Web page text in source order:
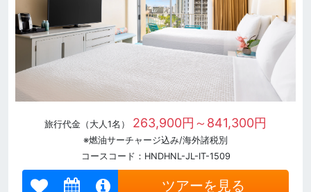
旅行代金（大人1名） 263,900円～841,300円
※燃油サーチャージ込み/海外諸税別
コースコード：HNDHNL-JL-IT-1509
ツアーを見る